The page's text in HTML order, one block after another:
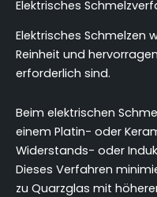
Elektrisches
Elektrisches Schmelzen
Reinheit und
erforderlich sind.
Beim elektrischen
einem Platin- oder
Widerstands- oder
Dieses Verfahren
zu Quarzglas mit